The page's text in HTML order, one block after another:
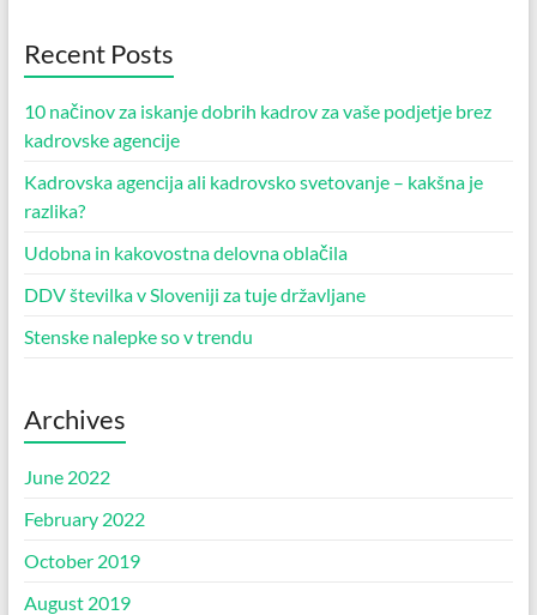
Recent Posts
10 načinov za iskanje dobrih kadrov za vaše podjetje brez
kadrovske agencije
Kadrovska agencija ali kadrovsko svetovanje – kakšna je
razlika?
Udobna in kakovostna delovna oblačila
DDV številka v Sloveniji za tuje državljane
Stenske nalepke so v trendu
Archives
June 2022
February 2022
October 2019
August 2019